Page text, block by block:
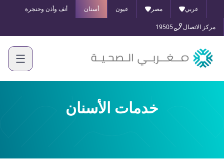
عربي مصر عيون أسنان أنف وأذن وحنجرة
مركز الاتصال 19505
خدمات الأسنان